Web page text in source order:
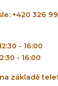
+420 326
- 16:00
- 16:00
základě